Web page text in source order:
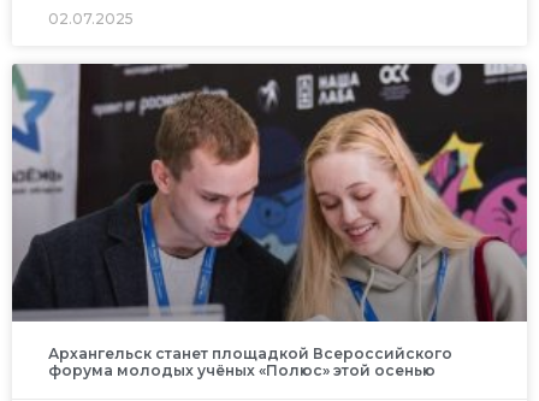
02.07.2025
Архангельск станет площадкой Всероссийского
форума молодых учёных «Полюс» этой осенью